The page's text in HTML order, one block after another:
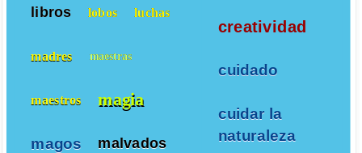
creatividad
cuidado
cuidar la
naturaleza
libros lobos luchas
madres maestras
maestros magia
magos malvados